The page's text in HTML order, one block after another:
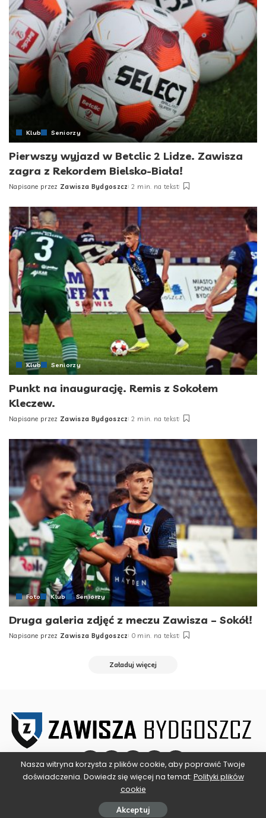
Klub Seniorzy
Pierwszy wyjazd w Betclic 2 Lidze. Zawisza
zagra z Rekordem Bielsko-Biała!
Posted
Napisane przez Zawisza Bydgoszcz 2 min. na tekst
Klub Seniorzy
Punkt na inaugurację. Remis z Sokołem
Kleczew.
Posted
Napisane przez Zawisza Bydgoszcz 2 min. na tekst
Foto Klub Seniorzy
Druga galeria zdjęć z meczu Zawisza – Sokół!
Posted
Napisane przez Zawisza Bydgoszcz 0 min. na tekst
Załaduj więcej
©2025 ZAWISZA BYDGOSZCZ
Nasza witryna korzysta z plików cookie, aby poprawić Twoje
doświadczenia. Dowiedz się więcej na temat: Polityki plików
cookie
Akceptuj